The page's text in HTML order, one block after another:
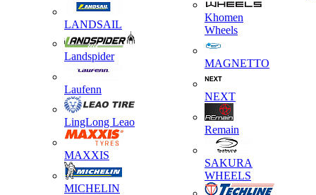
LANDSAIL
Landspider
Laufenn
LingLong Leao
MAXXIS
MICHELIN
Khomen
Wheels
MAGNETTO
NEXT
Remain
SAKURA
WHEELS